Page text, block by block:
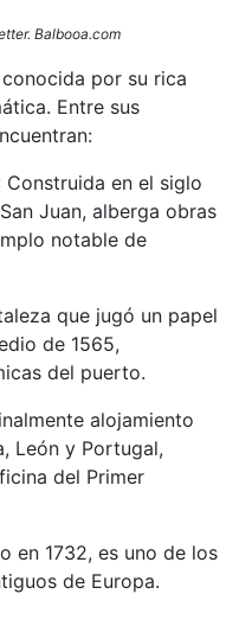
Balbooa.com
por su rica
Entre sus
Construida en el siglo
Juan, alberga obras
notable de
que jugó un papel
de 1565,
del puerto.
alojamiento
León y Portugal,
del Primer
en 1732, es uno de los
de Europa.